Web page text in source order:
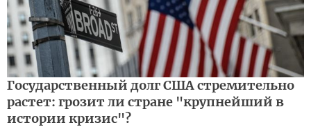
Государственный долг США стремительно
растет: грозит ли стране "крупнейший в
истории кризис"?